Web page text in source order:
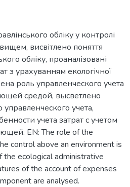
обліку у контролі
висвітлено поняття
обліку, проаналізовані
з урахуванням екологічної
роль управленческого учета
средой, высветлено
учета,
учета затрат с учетом
EN: The role of the
control above an environment is
the ecological administrative
of the account of expenses
are analysed.